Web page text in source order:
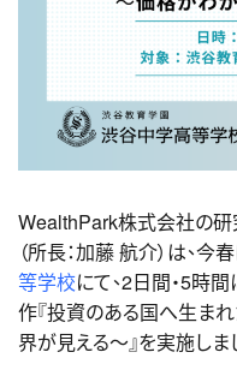
WealthPark株式会社の研
（所長：加藤 航介）は、今
等学校にて、2日間・5時
作『投資のある国へ生ま
界が見える～』を実施しま